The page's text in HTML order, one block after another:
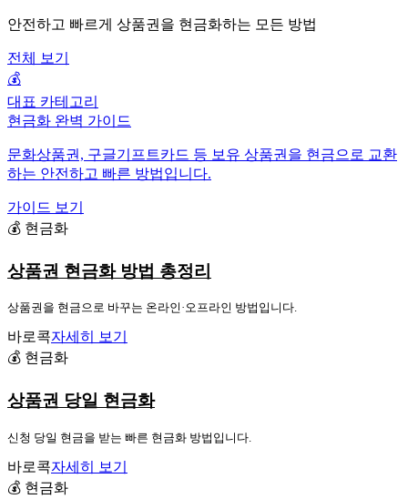
안전하고 빠르게 상품권을 현금화하는 모든 방법
전체 보기
💰
대표 카테고리
현금화 완벽 가이드
문화상품권, 구글기프트카드 등 보유 상품권을 현금으로 교환
하는 안전하고 빠른 방법입니다.
가이드 보기
💰 현금화
상품권 현금화 방법 총정리
상품권을 현금으로 바꾸는 온라인·오프라인 방법입니다.
바로콕자세히 보기
💰 현금화
상품권 당일 현금화
신청 당일 현금을 받는 빠른 현금화 방법입니다.
바로콕자세히 보기
💰 현금화